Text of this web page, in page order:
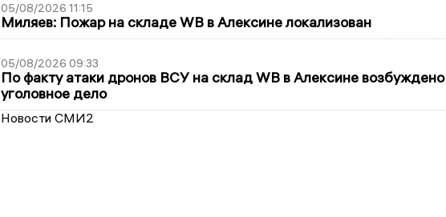
05/08/2026 11:15
Миляев: Пожар на складе WB в Алексине локализован
05/08/2026 09:33
По факту атаки дронов ВСУ на склад WB в Алексине возбуждено
уголовное дело
Новости СМИ2